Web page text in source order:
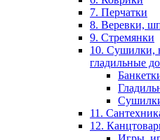
7. Перчатки
8. Веревки,
9. Стремянки
10. Сушилки,
гладильные
11.
12.